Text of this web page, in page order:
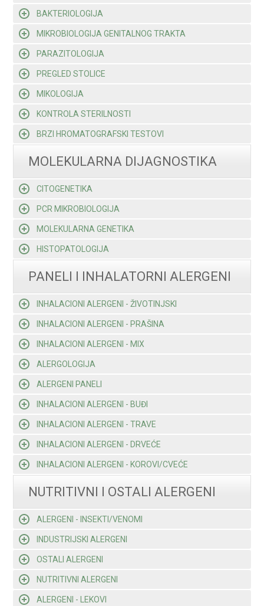
BAKTERIOLOGIJA
MIKROBIOLOGIJA GENITALNOG TRAKTA
PARAZITOLOGIJA
PREGLED STOLICE
MIKOLOGIJA
KONTROLA STERILNOSTI
BRZI HROMATOGRAFSKI TESTOVI
MOLEKULARNA DIJAGNOSTIKA
CITOGENETIKA
PCR MIKROBIOLOGIJA
MOLEKULARNA GENETIKA
HISTOPATOLOGIJA
PANELI I INHALATORNI ALERGENI
INHALACIONI ALERGENI - ŽIVOTINJSKI
INHALACIONI ALERGENI - PRAŠINA
INHALACIONI ALERGENI - MIX
ALERGOLOGIJA
ALERGENI PANELI
INHALACIONI ALERGENI - BUĐI
INHALACIONI ALERGENI - TRAVE
INHALACIONI ALERGENI - DRVEĆE
INHALACIONI ALERGENI - KOROVI/CVEĆE
NUTRITIVNI I OSTALI ALERGENI
ALERGENI - INSEKTI/VENOMI
INDUSTRIJSKI ALERGENI
OSTALI ALERGENI
NUTRITIVNI ALERGENI
ALERGENI - LEKOVI